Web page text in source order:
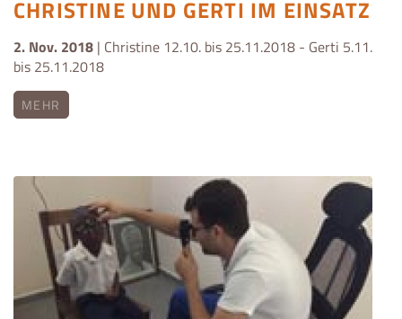
CHRISTINE UND GERTI IM EINSATZ
2. Nov. 2018 | Christine 12.10. bis 25.11.2018 - Gerti 5.11.
bis 25.11.2018
MEHR